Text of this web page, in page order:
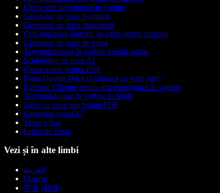
Cititor text transformat în vorbire
Generator de voce feminină
Generator de voce masculină
Cele mai bune aplicații de citire pentru dislexie
Generator de voce de robot
Text transformat în vorbire pentru anime
Schimbător de voce AI
Cititor audio pentru PDF
Poate Google Docs să citească cu voce tare?
Extensie Chrome pentru text transformat în vorbire
Text transformat în vorbire în hindi
Citire cu voce tare pentru PDF
Generator vocal AI
Texto a Voz
Leitor de Texto
Vezi și în alte limbi
العربية
Magyar
中文 (简体)